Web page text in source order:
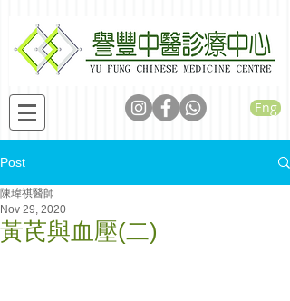
Eng
Post
黃芪與血壓(二)
陳瑋祺醫師
Nov 29, 2020